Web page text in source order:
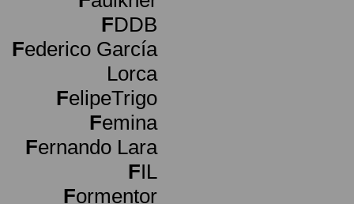
FDDB
Federico García
Lorca
FelipeTrigo
Femina
Fernando Lara
FIL
Formentor